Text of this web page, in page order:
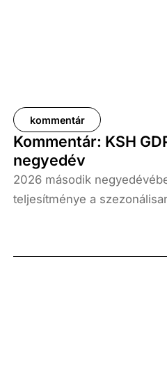
kommentár
Kommentár: KSH
negyedév
2026 második
teljesítménye a
százalékkal, míg az előző